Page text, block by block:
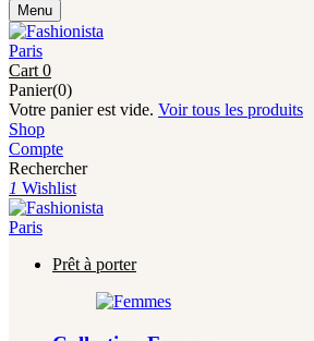
Menu
Cart 0
Panier(0)
Votre panier est vide. Voir tous les produits
Shop
Compte
Rechercher
1 Wishlist
Prêt à porter